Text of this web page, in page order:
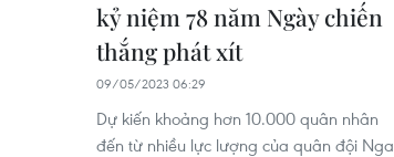
kỷ niệm 78 năm Ngày chiến
thắng phát xít
09/05/2023 06:29
Dự kiến khoảng hơn 10.000 quân nhân
đến từ nhiều lực lượng của quân đội Nga